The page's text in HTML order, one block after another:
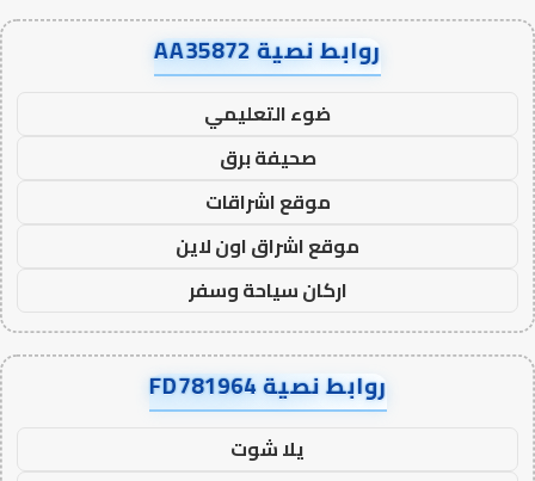
روابط نصية AA35872
ضوء التعليمي
صحيفة برق
موقع اشراقات
موقع اشراق اون لاين
اركان سياحة وسفر
روابط نصية FD781964
يلا شوت